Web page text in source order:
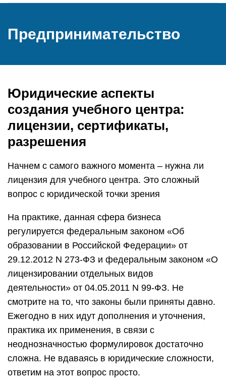
Предпринимательство
Юридические аспекты
создания учебного центра:
лицензии, сертификаты,
разрешения
Начнем с самого важного момента – нужна ли
лицензия для учебного центра. Это сложный
вопрос с юридической точки зрения
На практике, данная сфера бизнеса
регулируется федеральным законом «Об
образовании в Российской Федерации» от
29.12.2012 N 273-ФЗ и федеральным законом «О
лицензировании отдельных видов
деятельности» от 04.05.2011 N 99-ФЗ. Не
смотрите на то, что законы были приняты давно.
Ежегодно в них идут дополнения и уточнения,
практика их применения, в связи с
неоднозначностью формулировок достаточно
сложна. Не вдаваясь в юридические сложности,
ответим на этот вопрос просто.